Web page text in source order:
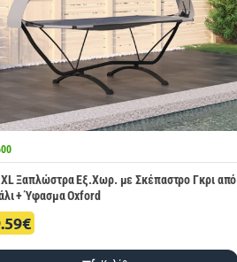
Ξαπλώστρα Εξ.Χωρ. με Σκέπαστρο Γκρι από
+ Ύφασμα Oxford